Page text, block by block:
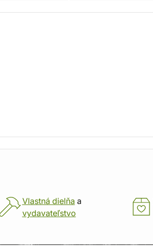
Vlastná dielňa a
vydavateľstvo